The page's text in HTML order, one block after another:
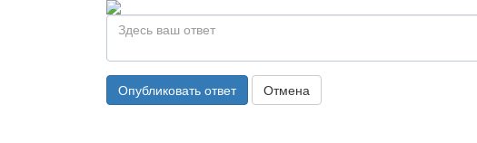
Опубликовать ответ Отмена